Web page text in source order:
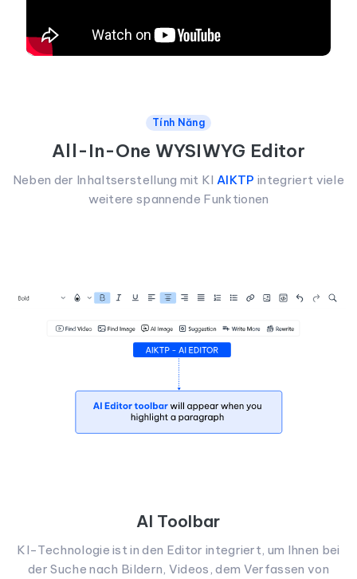
Tính Năng
All-In-One WYSIWYG Editor
Neben der Inhaltserstellung mit KI AIKTP integriert viele
weitere spannende Funktionen
AI Toolbar
KI-Technologie ist in den Editor integriert, um Ihnen bei
der Suche nach Bildern, Videos, dem Verfassen von